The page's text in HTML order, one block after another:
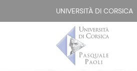
UNIVERSITÀ DI CORSICA